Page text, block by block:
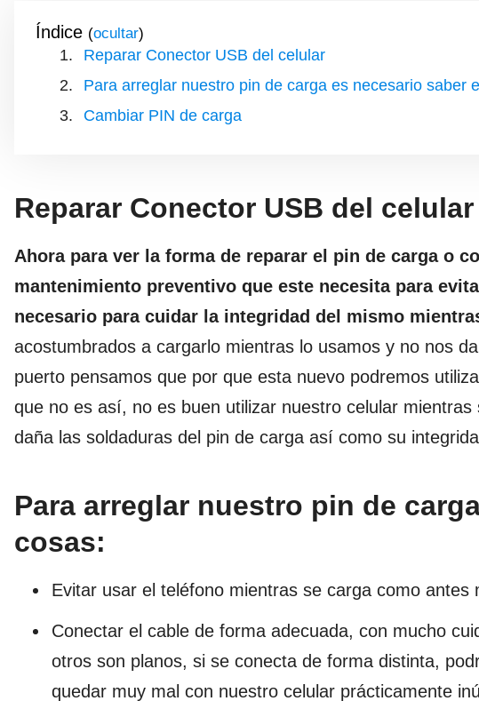
Índice ( )
Reparar Conector USB del celular
Para arreglar nuestro pin de carga es necesario saber
Cambiar PIN de carga
Reparar Conector USB del celular
Ahora para ver la forma de reparar el pin de carga o
mantenimiento preventivo que este necesita para
necesario para cuidar la integridad del mismo
acostumbrados a cargarlo mientras lo usamos y no nos
puerto pensamos que por que esta nuevo podremos
que no es así, no es buen utilizar nuestro celular
daña las soldaduras del pin de carga así como su
Para arreglar nuestro pin de
cosas:
Evitar usar el teléfono mientras se carga como antes
Conectar el cable de forma adecuada, con mucho
otros son planos, si se conecta de forma distinta,
quedar muy mal con nuestro celular prácticamente